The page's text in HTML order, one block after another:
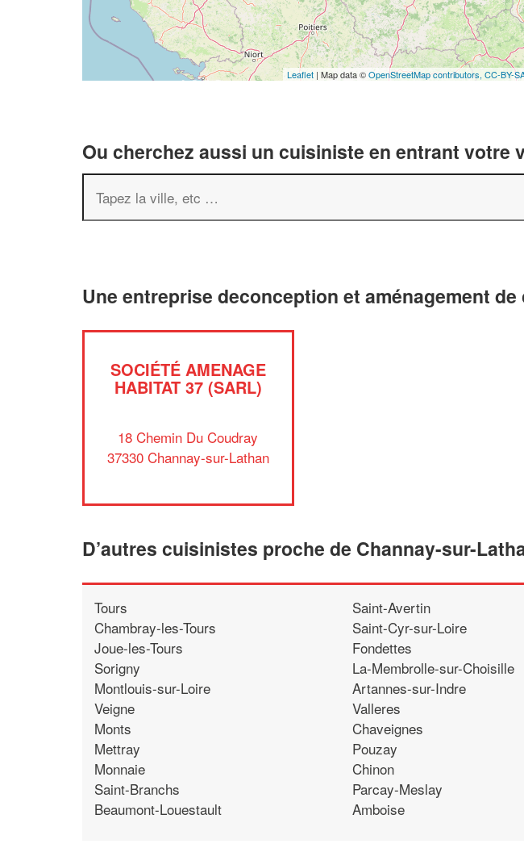
Leaflet | Map data ©OpenStreetMap contributors, CC-BY-
Ou cherchez aussi un cuisiniste en entrant votre
Une entreprise deconception et aménagement
SOCIÉTÉ AMENAGE
HABITAT 37 (SARL)
18 Chemin Du Coudray
37330 Channay-sur-Lathan
D’autres cuisinistes proche de Channay-sur-
Tours
Chambray-les-Tours
Joue-les-Tours
Sorigny
Montlouis-sur-Loire
Veigne
Monts
Mettray
Monnaie
Saint-Branchs
Beaumont-Louestault
Saint-Avertin
Saint-Cyr-sur-Loire
Fondettes
La-Membrolle-sur-Choisille
Artannes-sur-Indre
Valleres
Chaveignes
Pouzay
Chinon
Parcay-Meslay
Amboise